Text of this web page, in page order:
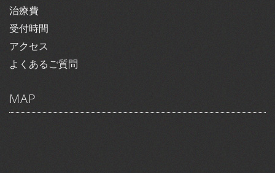
治療費
受付時間
アクセス
よくあるご質問
MAP